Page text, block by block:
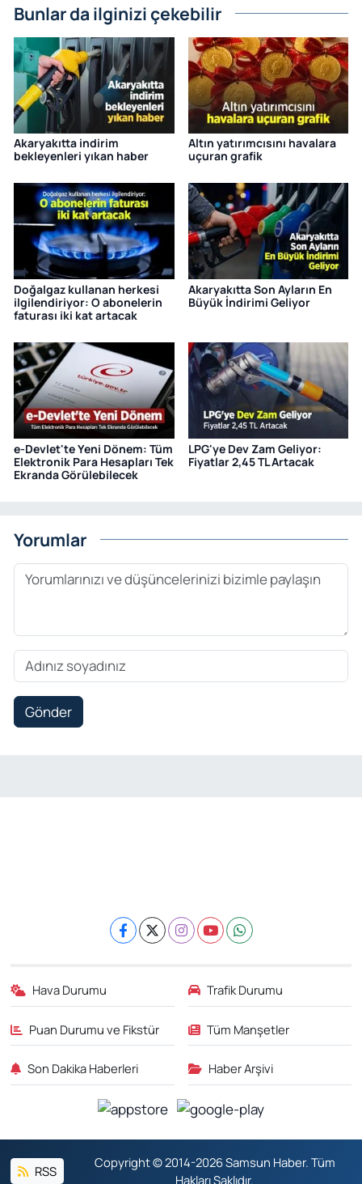
Bunlar da ilginizi çekebilir
Akaryakıtta indirim
bekleyenleri yıkan haber
Altın yatırımcısını havalara
uçuran grafik
Doğalgaz kullanan herkesi
ilgilendiriyor: O abonelerin
faturası iki kat artacak
Akaryakıtta Son Ayların En
Büyük İndirimi Geliyor
e-Devlet'te Yeni Dönem: Tüm
Elektronik Para Hesapları Tek
Ekranda Görülebilecek
LPG'ye Dev Zam Geliyor:
Fiyatlar 2,45 TL Artacak
Yorumlar
Gönder
Hava Durumu Trafik Durumu
Puan Durumu ve Fikstür Tüm Manşetler
Son Dakika Haberleri Haber Arşivi
RSS
Copyright © 2014-2026 Samsun Haber. Tüm
Hakları Saklıdır.